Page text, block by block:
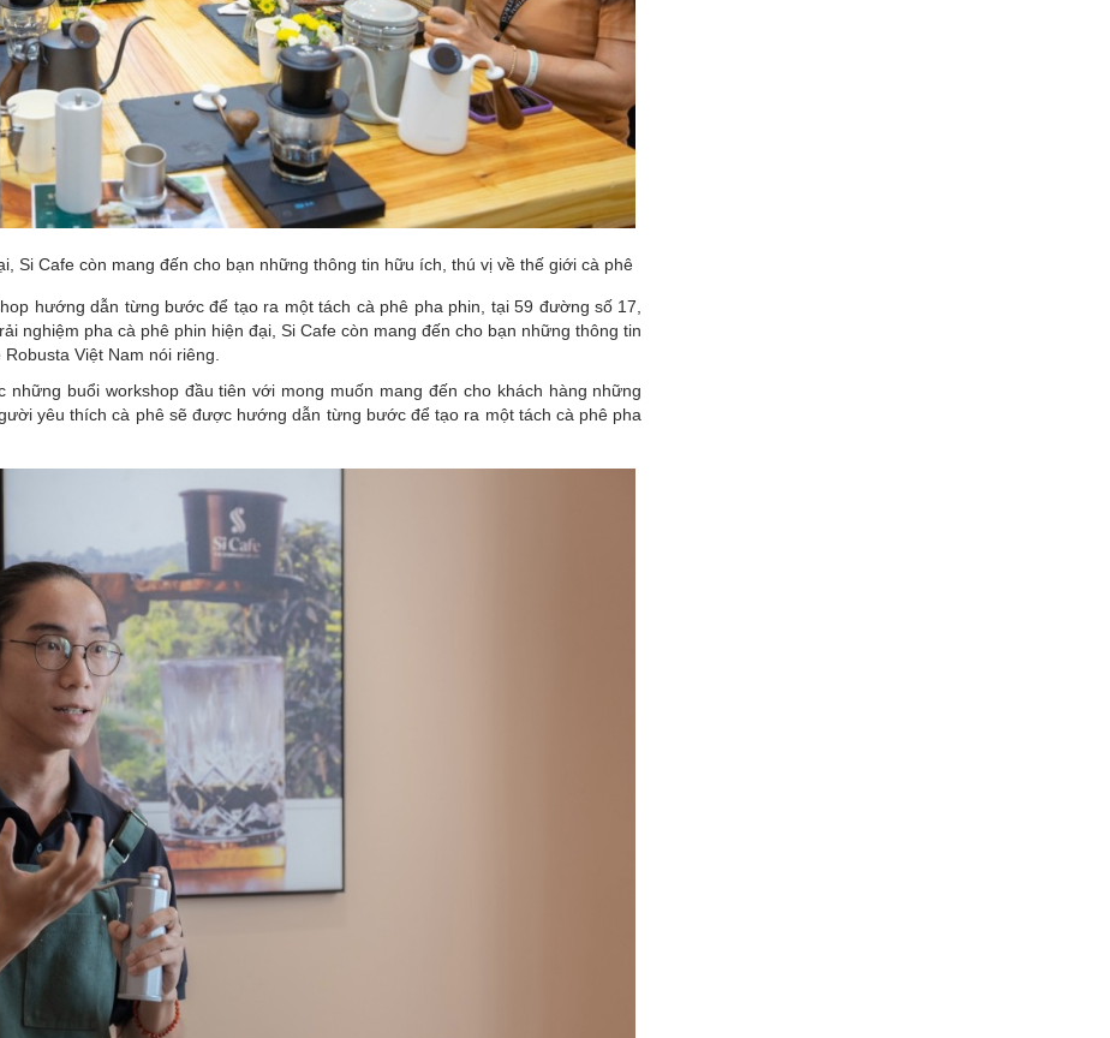
Si Cafe còn mang đến cho bạn những thông tin hữu ích, thú vị về thế giới cà phê
hướng dẫn từng bước để tạo ra một tách cà phê pha phin, tại 59 đường số 17,
nghiệm pha cà phê phin hiện đại, Si Cafe còn mang đến cho bạn những thông tin
Việt Nam nói riêng.
buổi workshop đầu tiên với mong muốn mang đến cho khách hàng những
yêu thích cà phê sẽ được hướng dẫn từng bước để tạo ra một tách cà phê pha